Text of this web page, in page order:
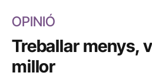
OPINIÓ
Treballar menys,
millor